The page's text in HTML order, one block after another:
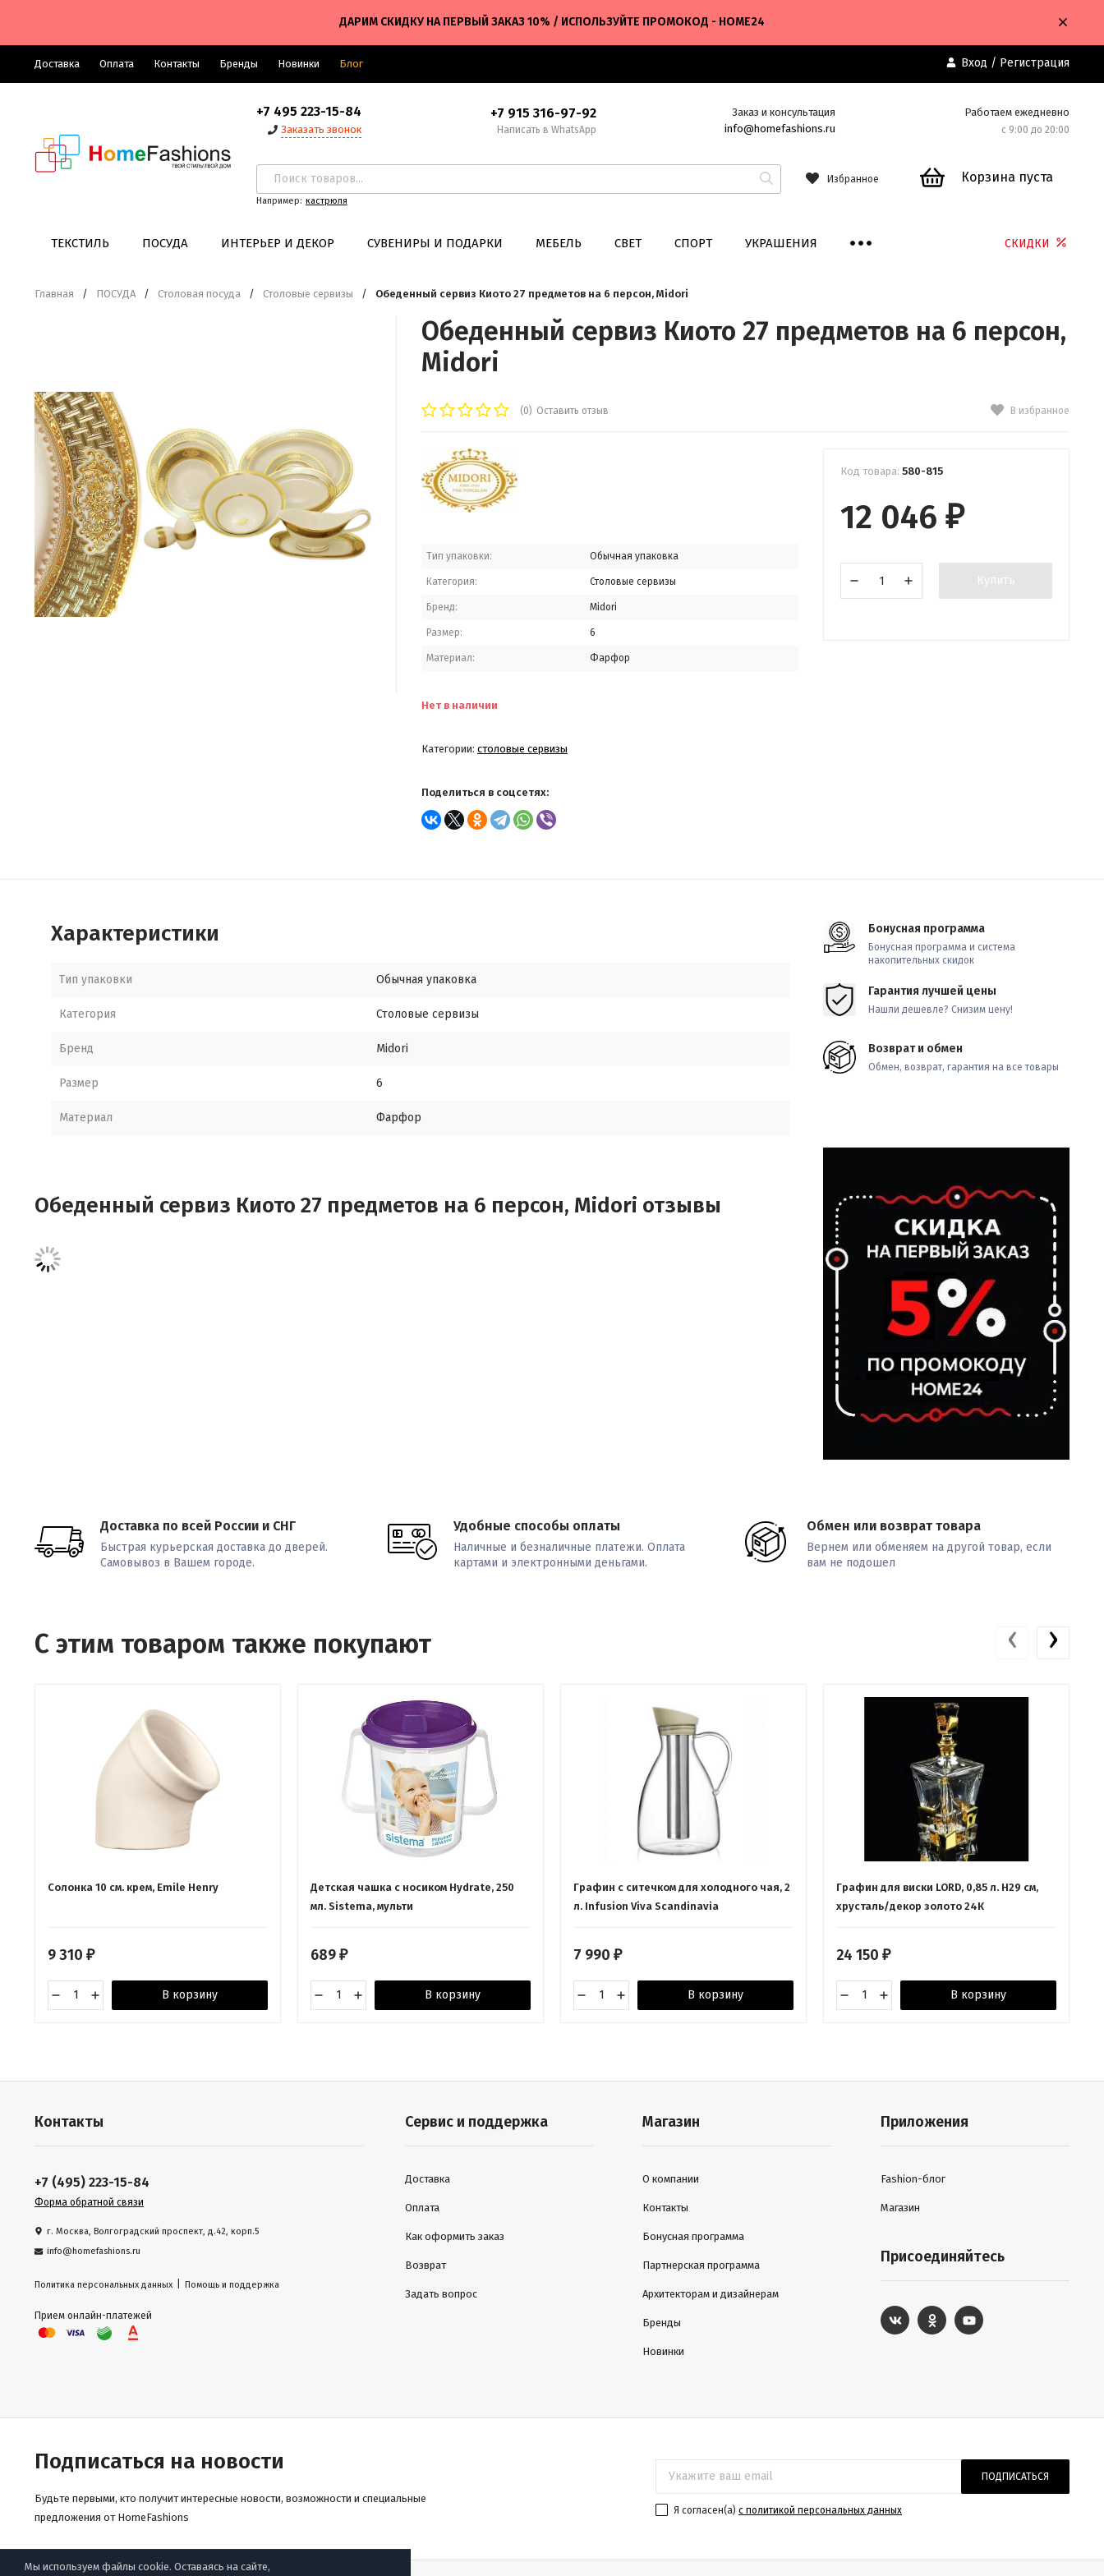
ДАРИМ СКИДКУ НА ПЕРВЫЙ ЗАКАЗ 10% / ИСПОЛЬЗУЙТЕ ПРОМОКОД - HOME24
Доставка Оплата Контакты Бренды Новинки Блог Вход / Регистрация
+7 495 223-15-84
Заказать звонок
+7 915 316-97-92
Написать в WhatsApp
Заказ и консультация
info@homefashions.ru
Работаем ежедневно
с 9:00 до 20:00
Например: кастрюля
Избранное Корзина пуста
ТЕКСТИЛЬ ПОСУДА ИНТЕРЬЕР И ДЕКОР СУВЕНИРЫ И ПОДАРКИ МЕБЕЛЬ СВЕТ СПОРТ УКРАШЕНИЯ СКИДКИ
Главная / ПОСУДА / Столовая посуда / Столовые сервизы / Обеденный сервиз Киото 27 предметов на 6 персон, Midori
Обеденный сервиз Киото 27 предметов на 6 персон,
Midori
(0) Оставить отзыв В избранное
Тип упаковки: Обычная упаковка
Категория: Столовые сервизы
Бренд: Midori
Размер: 6
Материал: Фарфор
Нет в наличии
Категории: столовые сервизы
Поделиться в соцсетях:
Код товара: 580-815
12 046 ₽
Купить
Бонусная программа
Бонусная программа и система
накопительных скидок
Гарантия лучшей цены
Нашли дешевле? Снизим цену!
Возврат и обмен
Обмен, возврат, гарантия на все товары
Характеристики
Тип упаковки Обычная упаковка
Категория Столовые сервизы
Бренд Midori
Размер 6
Материал Фарфор
Обеденный сервиз Киото 27 предметов на 6 персон, Midori отзывы
Доставка по всей России и СНГ
Быстрая курьерская доставка до дверей.
Самовывоз в Вашем городе.
Удобные способы оплаты
Наличные и безналичные платежи. Оплата
картами и электронными деньгами.
Обмен или возврат товара
Вернем или обменяем на другой товар, если
вам не подошел
С этим товаром также покупают
Солонка 10 см. крем, Emile Henry
9 310 ₽
В корзину
Детская чашка с носиком Hydrate, 250
мл. Sistema, мульти
689 ₽
В корзину
Графин с ситечком для холодного чая, 2
л. Infusion Viva Scandinavia
7 990 ₽
В корзину
Графин для виски LORD, 0,85 л. H29 см,
хрусталь/декор золото 24К
24 150 ₽
В корзину
‹ ›
Контакты
+7 (495) 223-15-84
Форма обратной связи
г. Москва, Волгоградский проспект, д.42, корп.5
info@homefashions.ru
Политика персональных данных Помощь и поддержка
Прием онлайн-платежей
Сервис и поддержка
Доставка
Оплата
Как оформить заказ
Возврат
Задать вопрос
Магазин
О компании
Контакты
Бонусная программа
Партнерская программа
Архитекторам и дизайнерам
Бренды
Новинки
Приложения
Fashion-блог
Магазин
Присоединяйтесь
Подписаться на новости
Будьте первыми, кто получит интересные новости, возможности и специальные
предложения от HomeFashions
ПОДПИСАТЬСЯ
Я согласен(a) с политикой персональных данных
Мы используем файлы cookie. Оставаясь на сайте,